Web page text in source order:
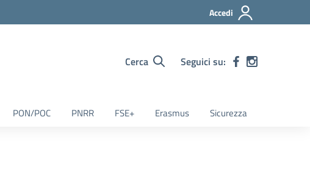
Accedi
Cerca Seguici su:
PON/POC PNRR FSE+ Erasmus Sicurezza